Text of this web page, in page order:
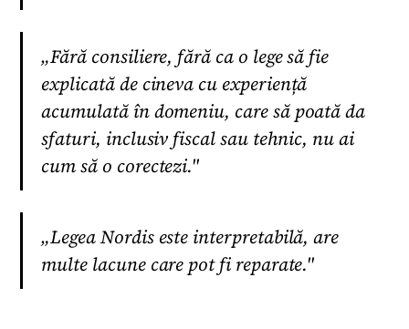
„Fără consiliere, fără ca o lege să fie
explicată de cineva cu experiență
acumulată în domeniu, care să poată da
sfaturi, inclusiv fiscal sau tehnic, nu ai
cum să o corectezi."
„Legea Nordis este interpretabilă, are
multe lacune care pot fi reparate."